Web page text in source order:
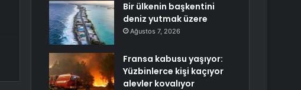
Bir ülkenin başkentini
deniz yutmak üzere
Ağustos 7, 2026
Fransa kabusu yaşıyor:
Yüzbinlerce kişi kaçıyor
alevler kovalıyor